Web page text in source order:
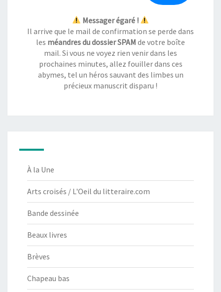
Messager égaré !
Il arrive que le mail de confirmation se perde dans
les méandres du dossier SPAM de votre boîte
mail. Si vous ne voyez rien venir dans les
prochaines minutes, allez fouiller dans ces
abymes, tel un héros sauvant des limbes un
précieux manuscrit disparu !
À la Une
Arts croisés / L'Oeil du litteraire.com
Bande dessinée
Beaux livres
Brèves
Chapeau bas